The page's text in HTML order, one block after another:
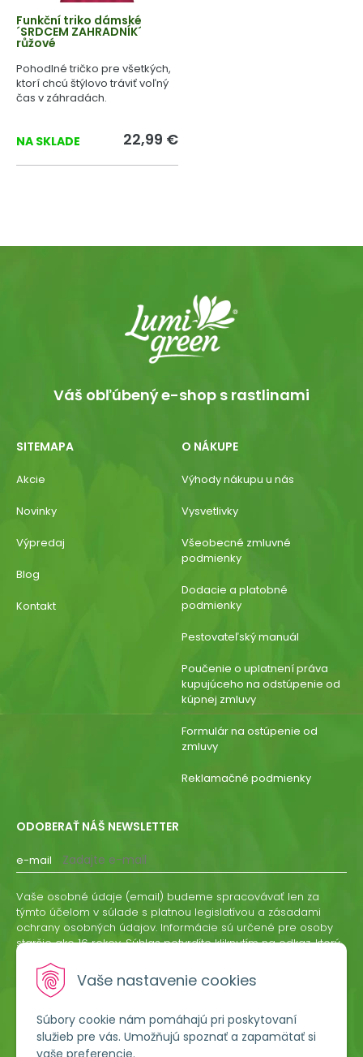
Vaše nastavenie cookies
Súbory cookie nám pomáhajú pri poskytovaní
služieb pre vás. Umožňujú spoznať a zapamätať si
vaše preferencie.
Funkční triko dámské
´SRDCEM ZAHRADNÍK´
růžové
Pohodlné tričko pre všetkých,
ktorí chcú štýlovo tráviť voľný
čas v záhradách.
NA SKLADE 22,99 €
Váš obľúbený e-shop s rastlinami
SITEMAPA
Akcie
Novinky
Výpredaj
Blog
Kontakt
O NÁKUPE
Výhody nákupu u nás
Vysvetlivky
Všeobecné zmluvné
podmienky
Dodacie a platobné
podmienky
Pestovateľský manuál
Poučenie o uplatnení práva
kupujúceho na odstúpenie od
kúpnej zmluvy
Formulár na ostúpenie od
zmluvy
Reklamačné podmienky
ODOBERAŤ NÁŠ NEWSLETTER
e-mail
ODOBERAŤ
Vaše osobné údaje (email) budeme spracovávať len za
týmto účelom v súlade s platnou legislatívou a zásadami
ochrany osobných údajov. Informácie sú určené pre osoby
staršie ako 16 rokov. Súhlas potvrdíte kliknutím na odkaz, ktorý
odvolať písomne, emailom alebo kliknutím na odkaz z
ktoréhokoľvek informačného emailu.